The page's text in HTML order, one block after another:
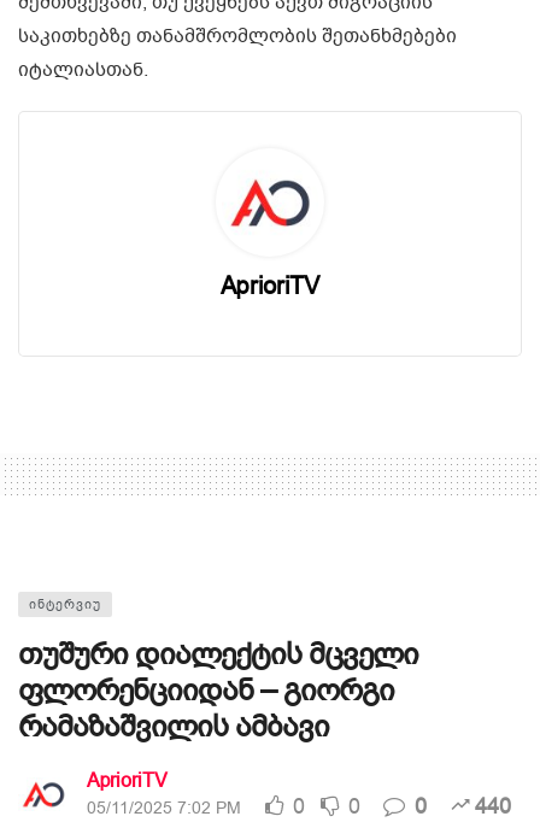
საკითხებზე თანამშრომლობის შეთანხმებები
იტალიასთან.
AprioriTV
ᲘᲜᲢᲔᲠᲕᲘᲣ
თუშური დიალექტის მცველი
ფლორენციიდან – გიორგი
რამაზაშვილის ამბავი
AprioriTV
05/11/2025 7:02 PM 0 0 0 440